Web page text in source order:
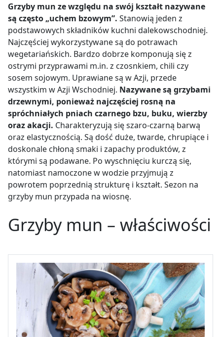
Grzyby mun ze względu na swój kształt nazywane
są często „uchem bzowym”. Stanowią jeden z
podstawowych składników kuchni dalekowschodniej.
Najczęściej wykorzystywane są do potrawach
wegetariańskich. Bardzo dobrze komponują się z
ostrymi przyprawami m.in. z czosnkiem, chili czy
sosem sojowym. Uprawiane są w Azji, przede
wszystkim w Azji Wschodniej. Nazywane są grzybami
drzewnymi, ponieważ najczęściej rosną na
spróchniałych pniach czarnego bzu, buku, wierzby
oraz akacji. Charakteryzują się szaro-czarną barwą
oraz elastycznością. Są dość duże, twarde, chrupiące i
doskonale chłoną smaki i zapachy produktów, z
którymi są podawane. Po wyschnięciu kurczą się,
natomiast namoczone w wodzie przyjmują z
powrotem poprzednią strukturę i kształt. Sezon na
grzyby mun przypada na wiosnę.
Grzyby mun – właściwości